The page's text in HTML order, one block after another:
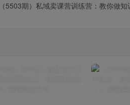
（5503期）私域卖课营训练营：教你做